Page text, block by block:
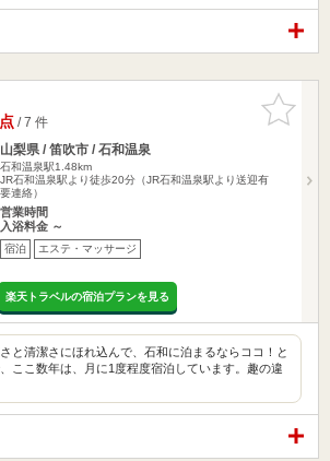
お気に入
りに追加
/ 7 件
山梨県 / 笛吹市 / 石和温泉
石和温泉駅1.48km
JR石和温泉駅より徒歩20分（JR石和温泉駅より送迎有
要連絡）
営業時間
入浴料金 ～
宿泊 エステ・マッサージ
楽天トラベルの宿泊プランを見る
と清潔さにほれ込んで、石和に泊まるならココ！と
ここ数年は、月に1度程度宿泊しています。趣の違